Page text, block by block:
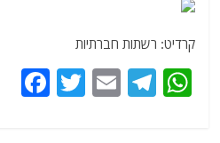
קרדיט: רשתות חברתיות
W
T
E
T